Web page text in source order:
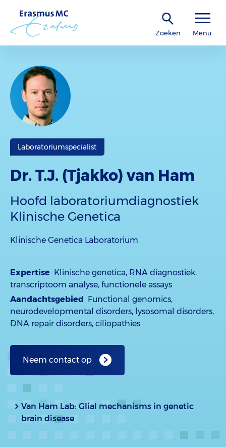
Zoeken Menu
Laboratoriumspecialist
Dr. T.J. (Tjakko) van Ham
Hoofd laboratoriumdiagnostiek
Klinische Genetica
Klinische Genetica Laboratorium
Expertise Klinische genetica, RNA diagnostiek,
transcriptoom analyse, functionele assays
Aandachtsgebied Functional genomics,
neurodevelopmental disorders, lysosomal disorders,
DNA repair disorders, ciliopathies
Neem contact op
Van Ham Lab: Glial mechanisms in genetic
brain disease